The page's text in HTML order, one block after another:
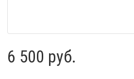
6 500 руб.